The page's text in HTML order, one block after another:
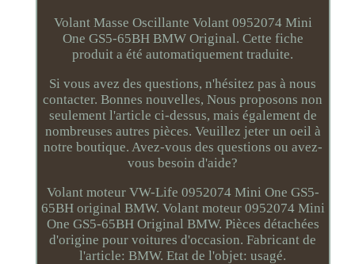
Volant Masse Oscillante Volant 0952074 Mini
One GS5-65BH BMW Original. Cette fiche
produit a été automatiquement traduite.
Si vous avez des questions, n'hésitez pas à nous
contacter. Bonnes nouvelles, Nous proposons non
seulement l'article ci-dessus, mais également de
nombreuses autres pièces. Veuillez jeter un oeil à
notre boutique. Avez-vous des questions ou avez-
vous besoin d'aide?
Volant moteur VW-Life 0952074 Mini One GS5-
65BH original BMW. Volant moteur 0952074 Mini
One GS5-65BH Original BMW. Pièces détachées
d'origine pour voitures d'occasion. Fabricant de
l'article: BMW. Etat de l'objet: usagé.